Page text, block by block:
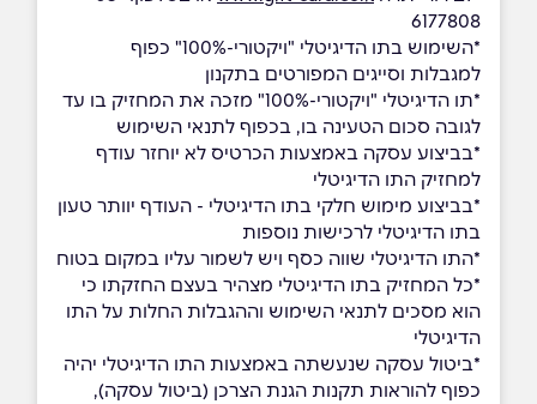
6177808
*השימוש בתו הדיגיטלי "ויקטורי-100%" כפוף
למגבלות וסייגים המפורטים בתקנון
*תו הדיגיטלי "ויקטורי-100%" מזכה את המחזיק בו עד
לגובה סכום הטעינה בו, בכפוף לתנאי השימוש
*בביצוע עסקה באמצעות הכרטיס לא יוחזר עודף
למחזיק התו הדיגיטלי
*בביצוע מימוש חלקי בתו הדיגיטלי - העודף יוותר טעון
בתו הדיגיטלי לרכישות נוספות
*התו הדיגיטלי שווה כסף ויש לשמור עליו במקום בטוח
*כל המחזיק בתו הדיגיטלי מצהיר בעצם החזקתו כי
הוא מסכים לתנאי השימוש וההגבלות החלות על התו
הדיגיטלי
*ביטול עסקה שנעשתה באמצעות התו הדיגיטלי יהיה
כפוף להוראות תקנות הגנת הצרכן (ביטול עסקה),